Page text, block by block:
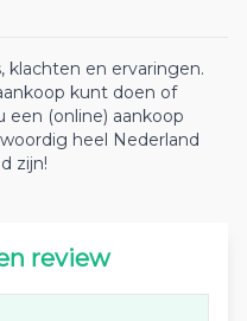
klachten en ervaringen.
kunt doen of
een (online) aankoop
heel Nederland
zijn!
review